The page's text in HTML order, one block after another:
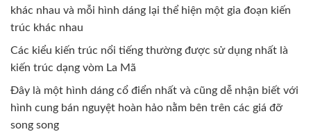
khác nhau và mỗi hình dáng lại thể hiện một gia đoạn kiến
trúc khác nhau
Các kiểu kiến trúc nổi tiếng thường được sử dụng nhất là
kiến trúc dạng vòm La Mã
Đây là một hình dáng cổ điển nhất và cũng dễ nhận biết với
hình cung bán nguyệt hoàn hảo nằm bên trên các giá đỡ
song song